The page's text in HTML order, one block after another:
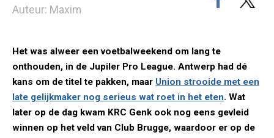
Auteur: Maxim
Het was alweer een voetbalweekend om lang te
onthouden, in de Jupiler Pro League. Antwerp had dé
kans om de titel te pakken, maar Union strooide met een
late gelijkmaker nog serieus wat roet in het eten. Wat
later op de dag kwam KRC Genk ook nog eens gevleid
winnen op het veld van Club Brugge, waardoor er op de